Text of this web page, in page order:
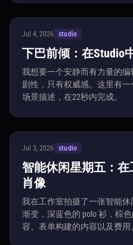
Jul 4, 2026 studio
下巴前倾：在Studio
我想要一个安静而有力量的
剧性，只有权威感。这里有
场景描述，在22秒内完成。
Jul 3, 2026 studio
智能休闲星期五：
肖像
我在工作室拍摄了一张智能
渐变，深蓝色的 polo 衫，棕
容、表单构建的内容以及费用